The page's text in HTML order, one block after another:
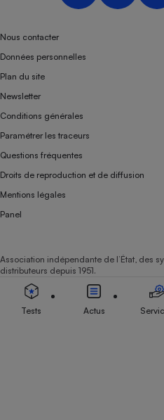
Nous contacter
Données personnelles
Plan du site
Newsletter
Conditions générales
Paramétrer les traceurs
Questions fréquentes
Droits de reproduction et de diffusion
Mentions légales
Panel
Association indépendante de l’État, des
distributeurs depuis 1951.
Tests Actus